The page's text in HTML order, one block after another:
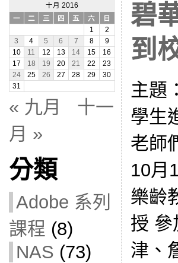
十月 2016
一
二 三 四 五 六
日
1
2
3
4 5 6 7 8
9
10
11 12 13 14 15
16
17
18 19 20 21 22
23
24
25 26 27 28 29
30
31
« 九月
十一
月 »
分類
Adobe 系列
課程 (8)
NAS (73)
碧
到
主題
學生
老師
10月
樂齡
授 參
津、